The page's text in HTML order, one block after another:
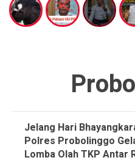
Jelang Hari
Polres Probolinggo
Lomba Olah TKP Antar